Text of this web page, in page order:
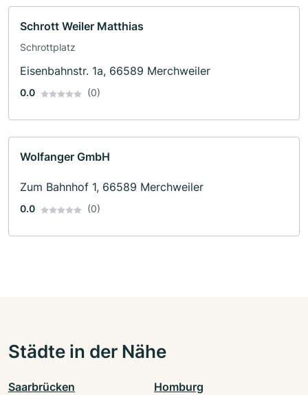
Schrott Weiler Matthias
Schrottplatz
Eisenbahnstr. 1a, 66589 Merchweiler
0.0 (0)
Wolfanger GmbH
Zum Bahnhof 1, 66589 Merchweiler
0.0 (0)
Städte in der Nähe
Saarbrücken Homburg